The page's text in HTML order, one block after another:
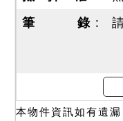
筆 錄
本物件資訊如有遺